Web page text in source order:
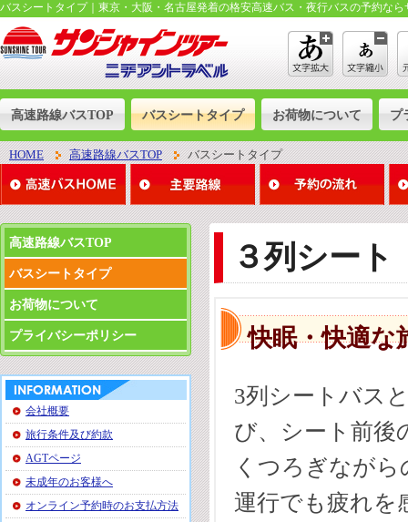
バスシートタイプ｜東京・大阪・名古屋発着の格安高速バス・夜行バスの予約な
高速路線バスTOP バスシートタイプ お荷物について プ
HOME 高速路線バスTOP バスシートタイプ
高速路線バスTOP
バスシートタイプ
お荷物について
プライバシーポリシー
会社概要
旅行条件及び約款
AGTページ
未成年のお客様へ
オンライン予約時のお支払方法
３列シート
快眠・快適な
3列シートバス
び、シート前後
くつろぎなが
運行でも疲れを